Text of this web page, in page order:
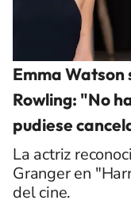
Emma Watson
Rowling: "No
pudiese
La actriz
Granger en
del cine.